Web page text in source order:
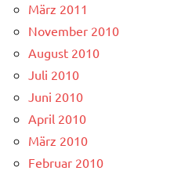
März 2011
November 2010
August 2010
Juli 2010
Juni 2010
April 2010
März 2010
Februar 2010